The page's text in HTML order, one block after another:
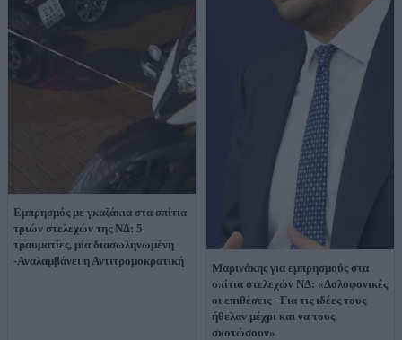
Εμπρησμός με γκαζάκια στα σπίτια
τριών στελεχών της ΝΔ: 5
τραυματίες, μία διασωληνωμένη
-Αναλαμβάνει η Αντιτρομοκρατική
Μαρινάκης για εμπρησμούς στα
σπίτια στελεχών ΝΔ: «Δολοφονικές
οι επιθέσεις - Για τις ιδέες τους
ήθελαν μέχρι και να τους
σκοτώσουν»